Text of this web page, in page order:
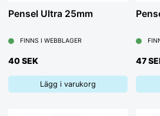
Pensel Ultra 25mm
FINNS I WEBBLAGER
40 SEK
Lägg i varukorg
47